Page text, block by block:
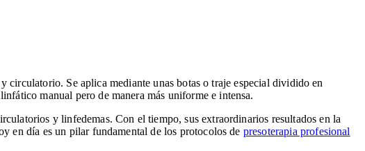
Se aplica mediante unas botas o traje especial dividido en
manual pero de manera más uniforme e intensa.
y linfedemas. Con el tiempo, sus extraordinarios resultados en la
en día es un pilar fundamental de los protocolos de presoterapia profesional